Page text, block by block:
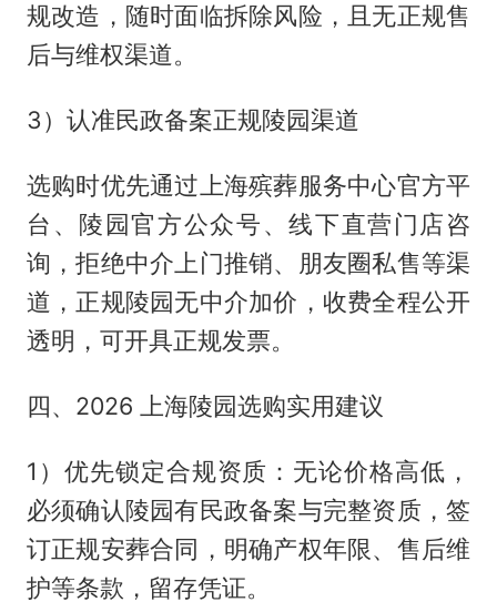
规改造，随时面临拆除风险，且无正规售
后与维权渠道。
3）认准民政备案正规陵园渠道
选购时优先通过上海殡葬服务中心官方平
台、陵园官方公众号、线下直营门店咨
询，拒绝中介上门推销、朋友圈私售等渠
道，正规陵园无中介加价，收费全程公开
透明，可开具正规发票。
四、2026 上海陵园选购实用建议
1）优先锁定合规资质：无论价格高低，
必须确认陵园有民政备案与完整资质，签
订正规安葬合同，明确产权年限、售后维
护等条款，留存凭证。